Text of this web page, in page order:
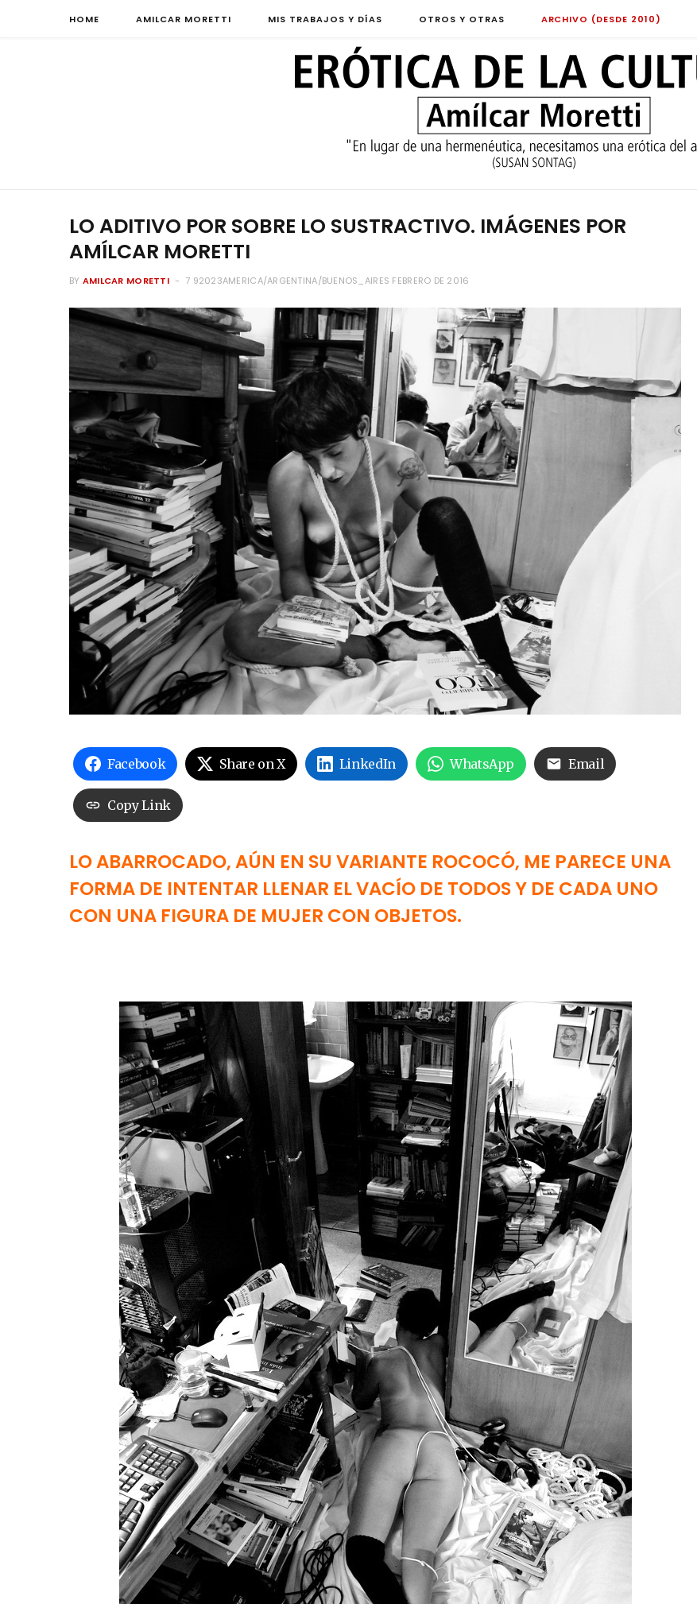
HOME AMILCAR MORETTI MIS TRABAJOS Y DÍAS OTROS Y OTRAS ARCHIVO (DESDE 2010)
LO ADITIVO POR SOBRE LO SUSTRACTIVO. IMÁGENES POR
AMÍLCAR MORETTI
BY AMILCAR MORETTI 7 92023AMERICA/ARGENTINA/BUENOS_AIRES FEBRERO DE 2016
Facebook Share on X LinkedIn WhatsApp Email
Copy Link
LO ABARROCADO, AÚN EN SU VARIANTE ROCOCÓ, ME PARECE UNA
FORMA DE INTENTAR LLENAR EL VACÍO DE TODOS Y DE CADA UNO
CON UNA FIGURA DE MUJER CON OBJETOS.